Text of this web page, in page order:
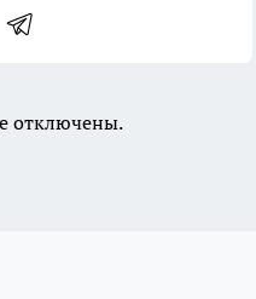
отключены.